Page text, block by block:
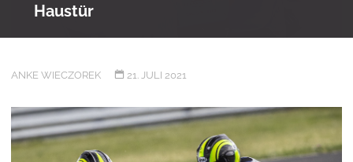
Haustür
ANKE WIECZOREK 21. JULI 2021